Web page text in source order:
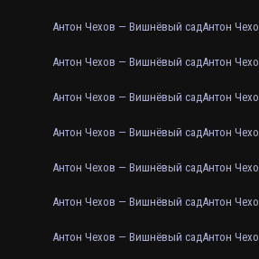
Антон Чехов — Вишнёвый садАнтон
Антон Чехов — Вишнёвый садАнтон
Антон Чехов — Вишнёвый садАнтон
Антон Чехов — Вишнёвый садАнтон
Антон Чехов — Вишнёвый садАнтон
Антон Чехов — Вишнёвый садАнтон
Антон Чехов — Вишнёвый садАнтон